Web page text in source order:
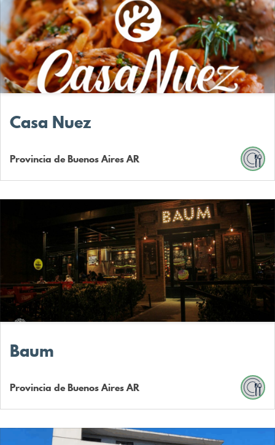
Casa Nuez
Provincia de Buenos AiresAR
Baum
Provincia de Buenos AiresAR